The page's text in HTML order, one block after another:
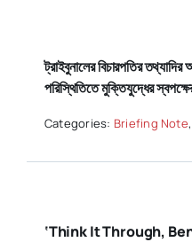
ট্রাইবুনালের বিচারপতির
পরিস্থিতিতে মুক্তিযুদ্ধের
Categories: Briefing Note
‘Think It Through,